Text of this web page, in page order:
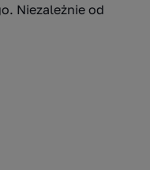
Niezależnie od